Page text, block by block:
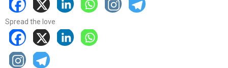
Spread the love